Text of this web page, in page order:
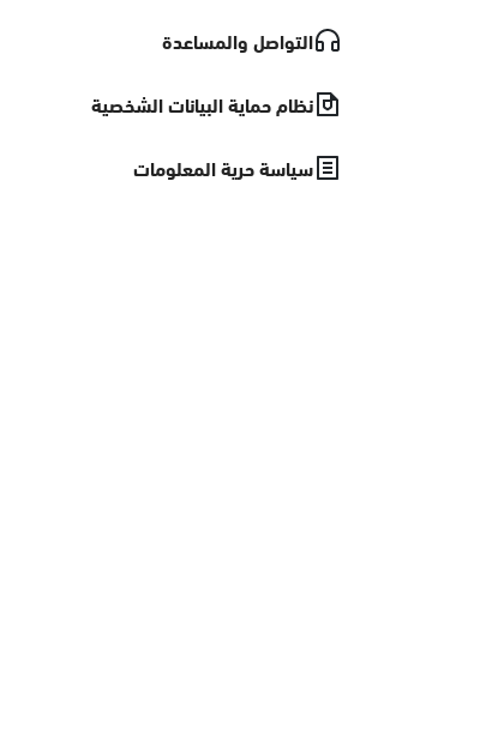
التواصل والمساعدة
نظام حماية البيانات الشخصية
سياسة حرية المعلومات